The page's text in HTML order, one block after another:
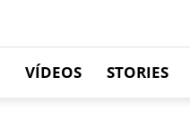
VÍDEOS STORIES